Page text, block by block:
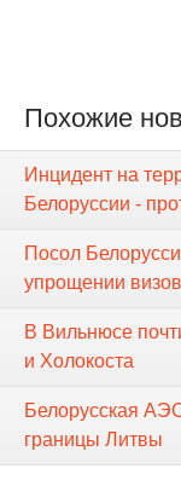
Похожие
Инцидент на
Белоруссии -
Посол
упрощении
В Вильнюсе
и Холокоста
Белорусская
границы Литвы